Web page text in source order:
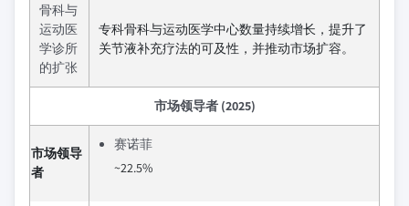
骨科与
运动医
学诊所
的扩张
专科骨科与运动医学中心数量持续增长，提升了
关节液补充疗法的可及性，并推动市场扩容。
市场领导者 (2025)
市场领导
者
赛诺菲
~22.5%